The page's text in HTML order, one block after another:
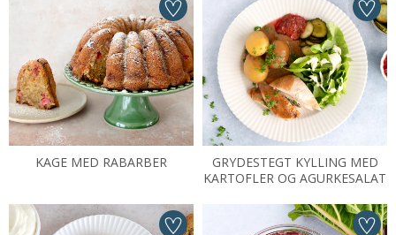
KAGE MED RABARBER
GRYDESTEGT KYLLING MED
KARTOFLER OG AGURKESALAT